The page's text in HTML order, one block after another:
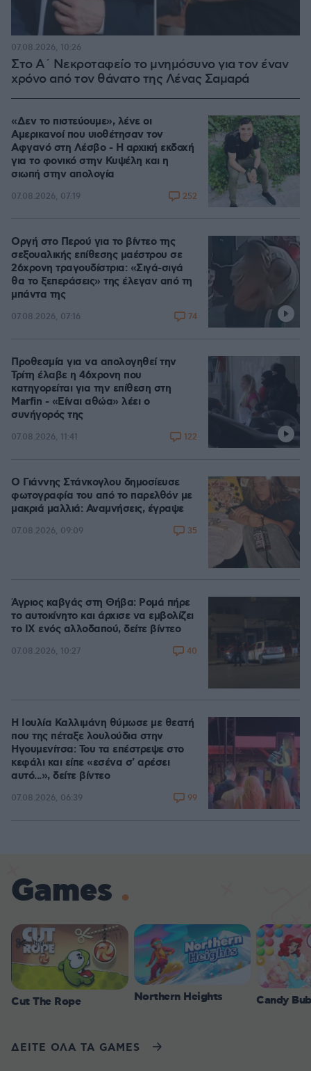
Στο Α΄ Νεκροταφείο το μνημόσυνο για τον έναν
χρόνο από τον θάνατο της Λένας Σαμαρά
07.08.2026, 10:26
«Δεν το πιστεύουμε», λένε οι
Αμερικανοί που υιοθέτησαν τον
Αφγανό στη Λέσβο - Η αρχική εκδοχή
για το φονικό στην Κυψέλη και η
σιωπή στην απολογία
07.08.2026, 07:19 252
Οργή στο Περού για το βίντεο της
σεξουαλικής επίθεσης μαέστρου σε
26χρονη τραγουδίστρια: «Σιγά-σιγά
θα το ξεπεράσεις» της έλεγαν από τη
μπάντα της
07.08.2026, 07:16 74
Προθεσμία για να απολογηθεί την
Τρίτη έλαβε η 46χρονη που
κατηγορείται για την επίθεση στη
Marfin - «Είναι αθώα» λέει ο
συνήγορός της
07.08.2026, 11:41 122
Ο Γιάννης Στάνκογλου δημοσίευσε
φωτογραφία του από το παρελθόν με
μακριά μαλλιά: Αναμνήσεις, έγραψε
07.08.2026, 09:09 35
Άγριος καβγάς στη Θήβα: Ρομά πήρε
το αυτοκίνητο και άρχισε να εμβολίζει
το ΙΧ ενός αλλοδαπού, δείτε βίντεο
07.08.2026, 10:27 40
Η Ιουλία Καλλιμάνη θύμωσε με θεατή
που της πέταξε λουλούδια στην
Ηγουμενίτσα: Του τα επέστρεψε στο
κεφάλι και είπε «εσένα σ' αρέσει
αυτό...», δείτε βίντεο
07.08.2026, 06:39 99
Games
Cut The Rope Northern Heights Candy
ΔΕΙΤΕ ΟΛΑ ΤΑ GAMES